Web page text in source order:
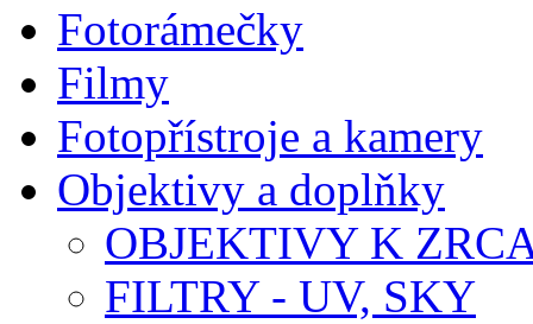
Fotorámečky
Filmy
Fotopřístroje a kamery
Objektivy a doplňky
OBJEKTIVY K
FILTRY - UV, SKY